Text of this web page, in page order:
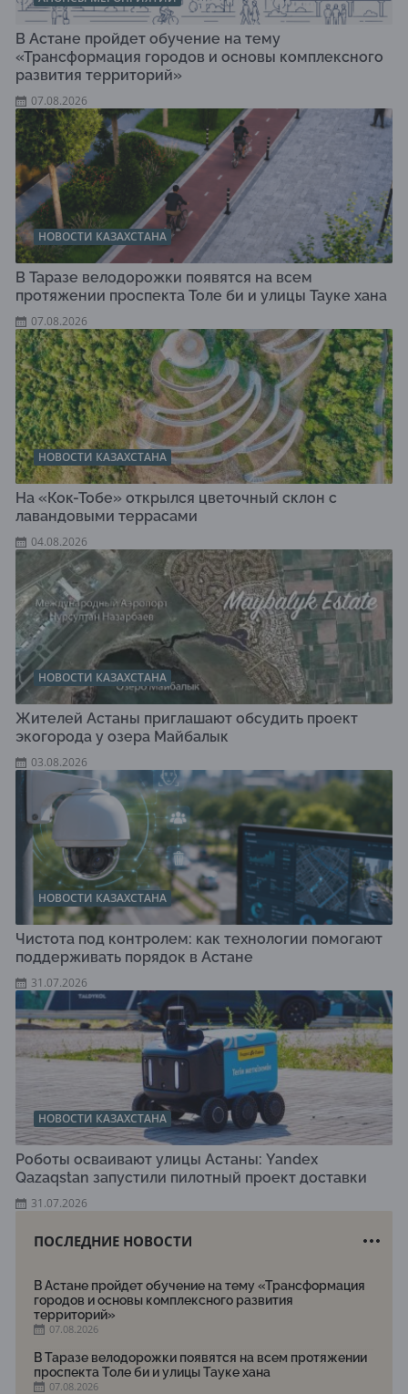
В Астане пройдет обучение на тему
«Трансформация городов и основы комплексного
развития территорий»
07.08.2026
НОВОСТИ КАЗАХСТАНА
В Таразе велодорожки появятся на всем
протяжении проспекта Толе би и улицы Тауке хана
07.08.2026
НОВОСТИ КАЗАХСТАНА
На «Кок-Тобе» открылся цветочный склон с
лавандовыми террасами
04.08.2026
НОВОСТИ КАЗАХСТАНА
Жителей Астаны приглашают обсудить проект
экогорода у озера Майбалык
03.08.2026
НОВОСТИ КАЗАХСТАНА
Чистота под контролем: как технологии помогают
поддерживать порядок в Астане
31.07.2026
НОВОСТИ КАЗАХСТАНА
Роботы осваивают улицы Астаны: Yandex
Qazaqstan запустили пилотный проект доставки
31.07.2026
ПОСЛЕДНИЕ НОВОСТИ
В Астане пройдет обучение на тему «Трансформация
городов и основы комплексного развития
территорий»
07.08.2026
В Таразе велодорожки появятся на всем протяжении
проспекта Толе би и улицы Тауке хана
07.08.2026